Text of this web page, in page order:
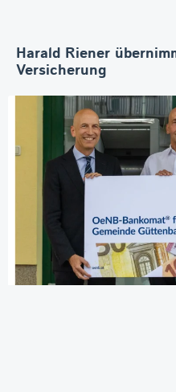
Harald Riener
Versicherung